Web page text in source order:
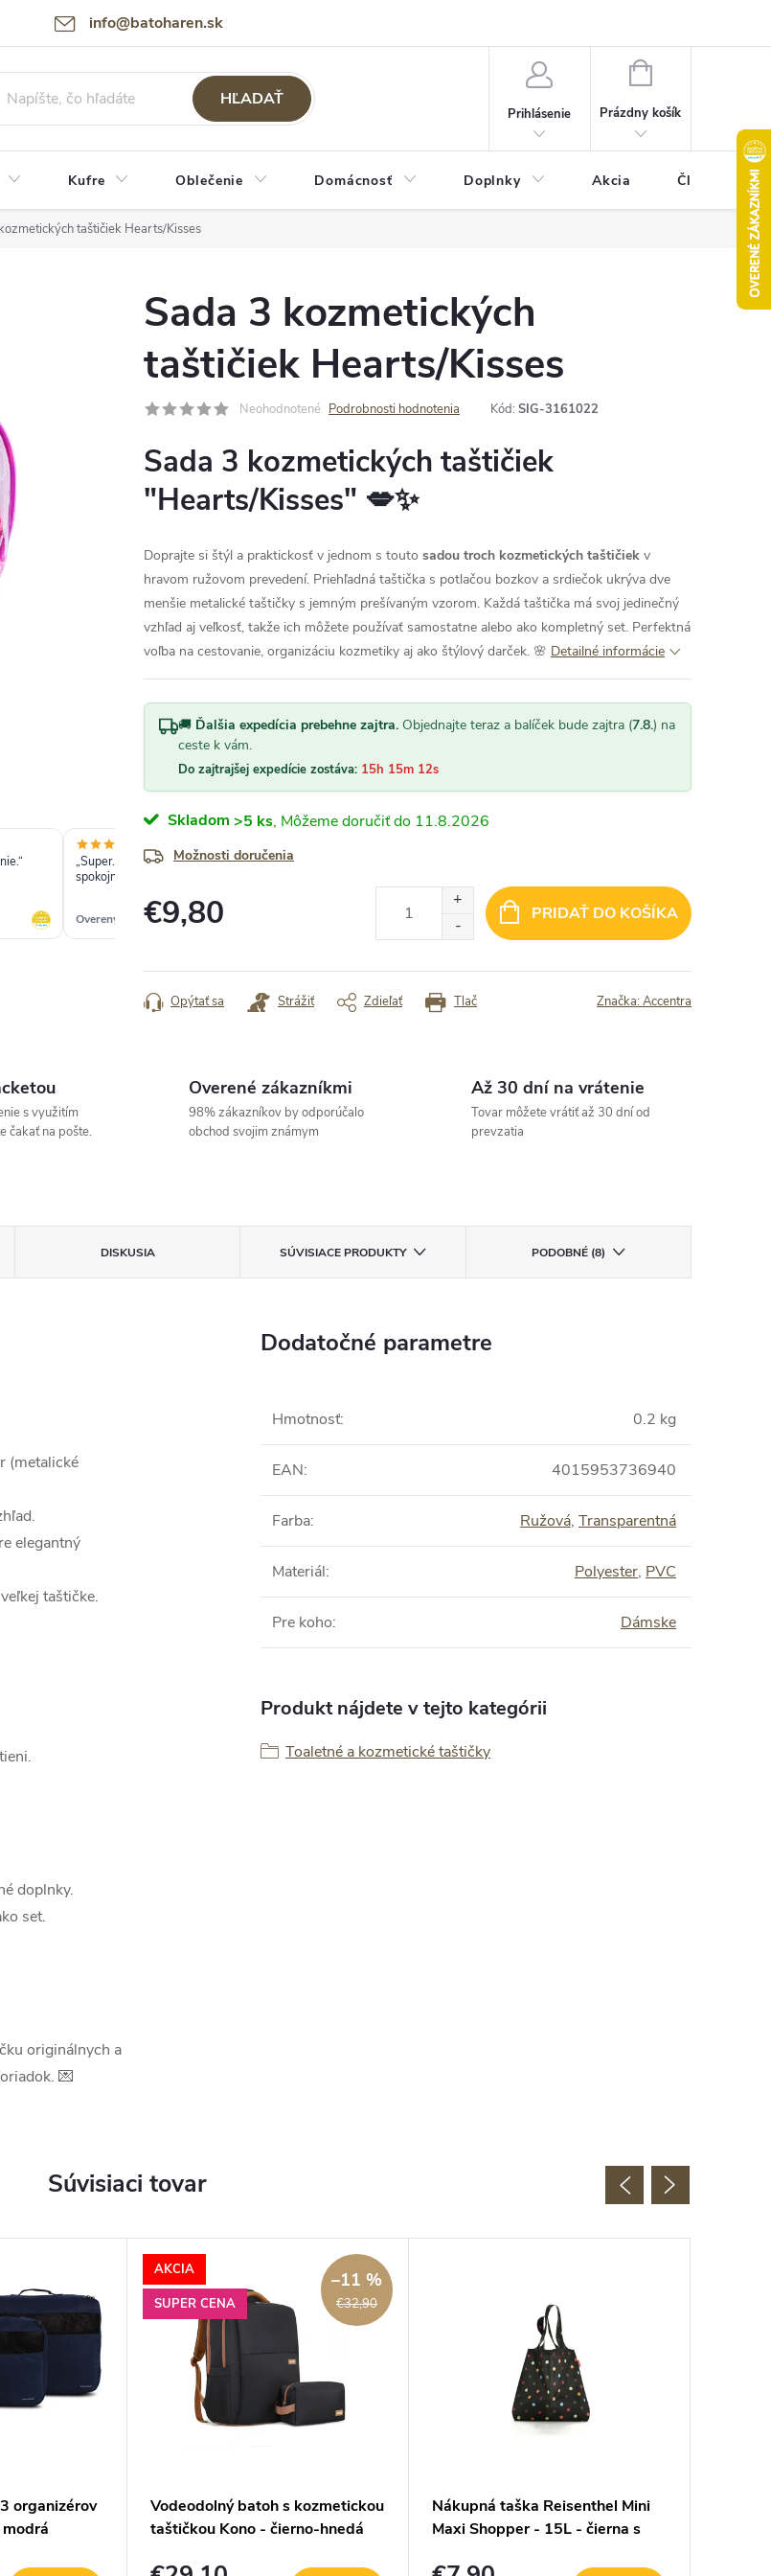
info@batoharen.sk
osobných údajov (GDPR) Podmienky použitia webu
HĽADAŤ
Prihlásenie
NÁKUPNÝ
Prázdny košík
Kufre Oblečenie Domácnosť Doplnky Akcia Články
taštičiek Hearts/Kisses
„Super...bolo to rýchle a som s tovarom
spokojná...“
Overený zákazník Overený zákazník
pekné a kvalitné výrobky.“
Overený zákazník
Sada 3 kozmetických
taštičiek Hearts/Kisses
Neohodnotené Podrobnosti hodnotenia Kód: SIG-3161022
Sada 3 kozmetických taštičiek
"Hearts/Kisses" 💋✨
Doprajte si štýl a praktickosť v jednom s touto sadou troch kozmetických taštičiek v
hravom ružovom prevedení. Priehľadná taštička s potlačou bozkov a srdiečok ukrýva dve
menšie metalické taštičky s jemným prešívaným vzorom. Každá taštička má svoj jedinečný
vzhľad aj veľkosť, takže ich môžete používať samostatne alebo ako kompletný set. Perfektná
voľba na cestovanie, organizáciu kozmetiky aj ako štýlový darček. 🌸 Detailné informácie
🚚 Ďalšia expedícia prebehne zajtra. Objednajte teraz a balíček bude zajtra (7.8.) na
ceste k vám.
Do zajtrajšej expedície zostáva: 15h 15m 10s
Skladom >5 ks 11.8.2026
Možnosti doručenia
€9,80 PRIDAŤ DO KOŠÍKA
Tlač
Opýtať sa Strážiť Zdieľať Značka:Accentra
s využitím
čakať na pošte.
Overené zákazníkmi
98% zákazníkov by odporúčalo
obchod svojim známym
Až 30 dní na vrátenie
Tovar môžete vrátiť až 30 dní od
prevzatia
DISKUSIA SÚVISIACE PRODUKTY PODOBNÉ (8)
(metalické
elegantný
taštičke.
doplnky.
set.
originálnych a
💌
Dodatočné parametre
Hmotnosť: 0.2 kg
EAN: 4015953736940
Farba: Ružová, Transparentná
Materiál: Polyester, PVC
Pre koho: Dámske
Produkt nájdete v tejto kategórii
Toaletné a kozmetické taštičky
Súvisiaci tovar
organizérov
AKCIA
SUPER CENA
€32,90
–11 %
Vodeodolný batoh s kozmetickou
taštičkou Kono - čierno-hnedá
Nákupná taška Reisenthel Mini
Maxi Shopper - 15L - čierna s